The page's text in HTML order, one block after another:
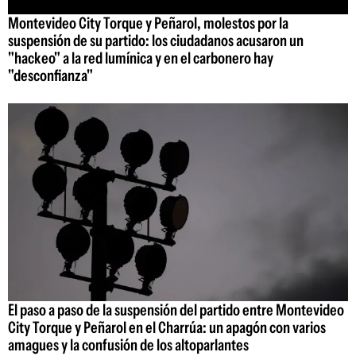
Montevideo City Torque y Peñarol, molestos por la
suspensión de su partido: los ciudadanos acusaron un
"hackeo" a la red lumínica y en el carbonero hay
"desconfianza"
El paso a paso de la suspensión del partido entre Montevideo
City Torque y Peñarol en el Charrúa: un apagón con varios
amagues y la confusión de los altoparlantes